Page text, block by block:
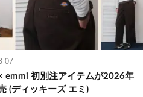
07
emmi 初別注アイテムが2026年
(ディッキーズ エミ)